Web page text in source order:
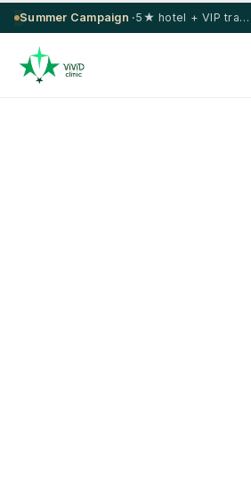
Summer Campaign · 5★ hotel + VIP transfer on select procedures